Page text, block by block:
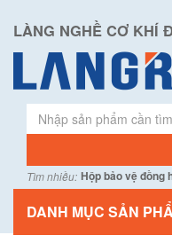
LÀNG NGHỀ CƠ KHÍ
Tìm nhiều: Hộp bảo vệ đồng
DANH MỤC SẢN